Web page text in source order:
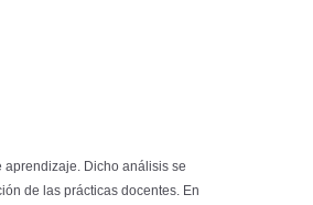
Dicho análisis se
de las prácticas docentes. En